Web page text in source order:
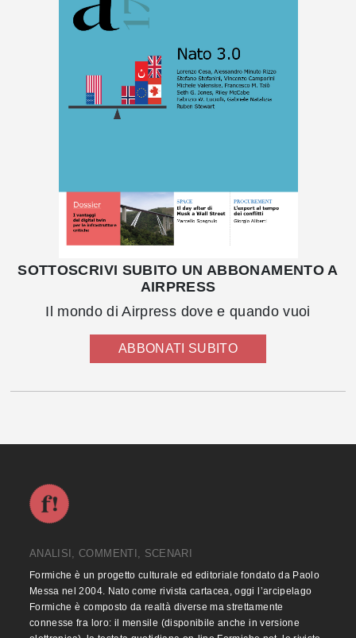
SOTTOSCRIVI SUBITO UN ABBONAMENTO A
AIRPRESS
Il mondo di Airpress dove e quando vuoi
ABBONATI SUBITO
ANALISI, COMMENTI, SCENARI
Formiche è un progetto culturale ed editoriale fondato da Paolo
Messa nel 2004. Nato come rivista cartacea, oggi l’arcipelago
Formiche è composto da realtà diverse ma strettamente
connesse fra loro: il mensile (disponibile anche in versione